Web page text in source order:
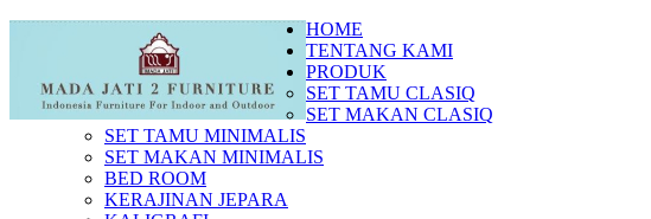
HOME
TENTANG KAMI
PRODUK
SET TAMU CLASIQ
SET MAKAN CLASIQ
SET TAMU MINIMALIS
SET MAKAN MINIMALIS
BED ROOM
KERAJINAN JEPARA